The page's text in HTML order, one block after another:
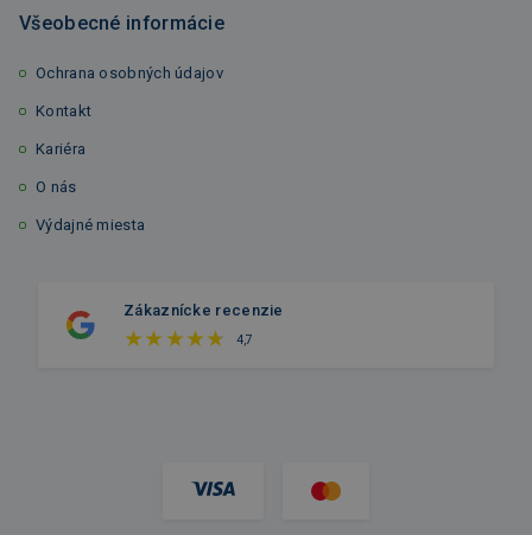
Všeobecné informácie
Ochrana osobných údajov
Kontakt
Kariéra
O nás
Výdajné miesta
Zákaznícke recenzie
4,7